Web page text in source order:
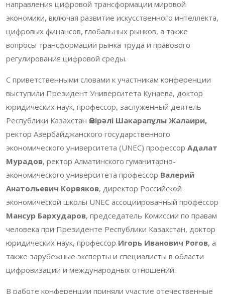
направления цифровой трансформации мировой
экономики, включая развитие искусственного интеллекта,
цифровых финансов, глобальных рынков, а также
вопросы трансформации рынка труда и правового
регулирования цифровой среды.
С приветственными словами к участникам конференции
выступили Президент Университета Кунаева, доктор
юридических наук, профессор, заслуженный деятель
Республики Казахстан Өмірәлі Шакарапұлы Жалаири,
ректор Азербайджанского государственного
экономического университета (UNEC) профессор Адалат
Мурадов, ректор Алматинского гуманитарно-
экономического университета профессор Валерий
Анатольевич Корвяков, директор Российской
экономической школы UNEC ассоциированный профессор
Мансур Бархударов, председатель Комиссии по правам
человека при Президенте Республики Казахстан, доктор
юридических наук, профессор Игорь Иванович Рогов, а
также зарубежные эксперты и специалисты в области
цифровизации и международных отношений.
В работе конференции приняли участие отечественные